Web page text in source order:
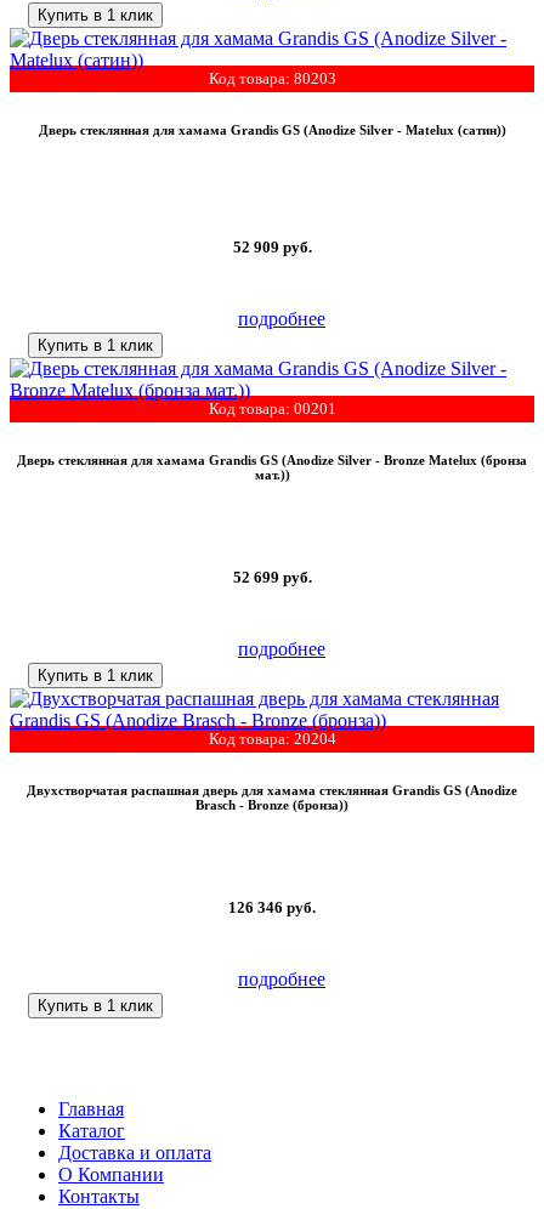
Купить в 1 клик
Код товара: 80203
Дверь стеклянная для хамама Grandis GS (Anodize Silver - Matelux (сатин))
52 909 руб.
подробнее
Купить в 1 клик
Код товара: 00201
Дверь стеклянная для хамама Grandis GS (Anodize Silver - Bronze Matelux (бронза
мат.))
52 699 руб.
подробнее
Купить в 1 клик
Код товара: 20204
Двухстворчатая распашная дверь для хамама стеклянная Grandis GS (Anodize
Brasch - Bronze (бронза))
126 346 руб.
подробнее
Купить в 1 клик
Главная
Каталог
Доставка и оплата
О Компании
Контакты